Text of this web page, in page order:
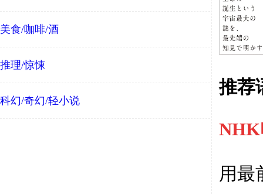
美食/咖啡/酒
推理/惊悚
科幻/奇幻/轻小说
推荐
NHK
用最